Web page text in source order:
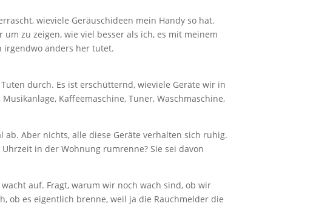
wieviele Geräuschideen mein Handy so hat.
zu zeigen, wie viel besser als ich, es mit meinem
irgendwo anders her tutet.
durch. Es ist erschütternd, wieviele Geräte wir in
Kaffeemaschine, Tuner, Waschmaschine,
Aber nichts, alle diese Geräte verhalten sich ruhig.
in der Wohnung rumrenne? Sie sei davon
auf. Fragt, warum wir noch wach sind, ob wir
ob es eigentlich brenne, weil ja die Rauchmelder die